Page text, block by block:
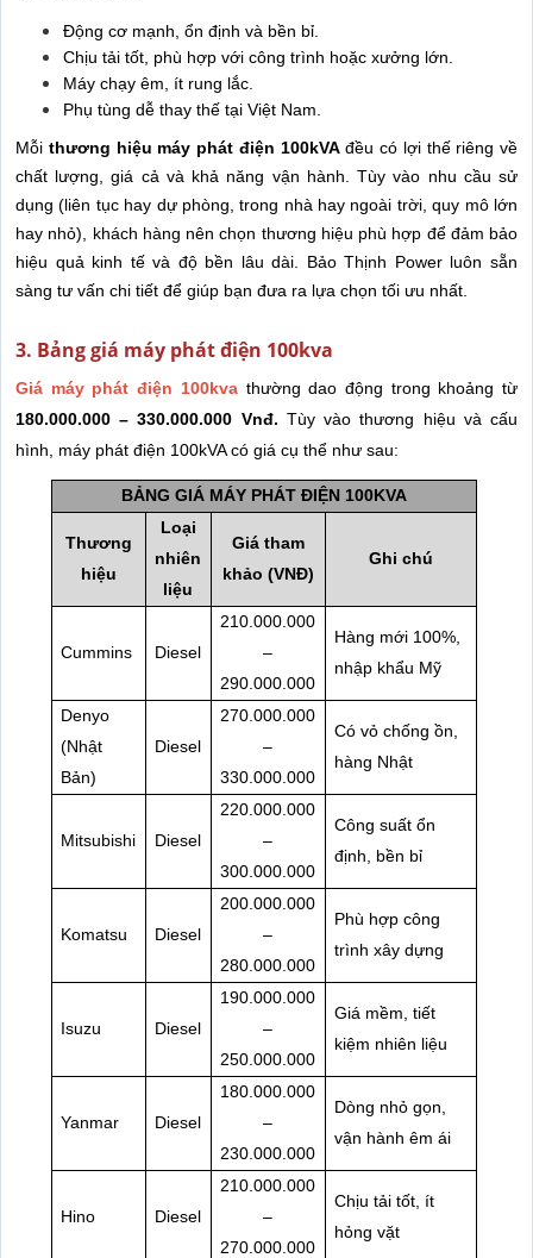
Động cơ mạnh, ổn định và bền bỉ.
Chịu tải tốt, phù hợp với công trình hoặc xưởng lớn.
Máy chạy êm, ít rung lắc.
Phụ tùng dễ thay thế tại Việt Nam.
Mỗi thương hiệu máy phát điện 100kVAđều có lợi thế riêng về
chất lượng, giá cả và khả năng vận hành. Tùy vào nhu cầu sử
dụng (liên tục hay dự phòng, trong nhà hay ngoài trời, quy mô lớn
hay nhỏ), khách hàng nên chọn thương hiệu phù hợp để đảm bảo
hiệu quả kinh tế và độ bền lâu dài. Bảo Thịnh Power luôn sẵn
sàng tư vấn chi tiết để giúp bạn đưa ra lựa chọn tối ưu nhất.
3. Bảng giá máy phát điện 100kva
Giá máy phát điện 100kvathường dao động trong khoảng từ
180.000.000 – 330.000.000 Vnđ. Tùy vào thương hiệu và cấu
hình, máy phát điện 100kVA có giá cụ thể như sau:
BẢNG GIÁ MÁY PHÁT ĐIỆN 100KVA
Thương
hiệu
Loại
nhiên
liệu
Giá tham
khảo (VNĐ)
Ghi chú
Cummins Diesel
210.000.000
–
290.000.000
Hàng mới 100%,
nhập khẩu Mỹ
Denyo
(Nhật
Bản)
Diesel
270.000.000
–
330.000.000
Có vỏ chống ồn,
hàng Nhật
Mitsubishi Diesel
220.000.000
–
300.000.000
Công suất ổn
định, bền bỉ
Komatsu Diesel
200.000.000
–
280.000.000
Phù hợp công
trình xây dựng
Isuzu Diesel
190.000.000
–
250.000.000
Giá mềm, tiết
kiệm nhiên liệu
Yanmar Diesel
180.000.000
–
230.000.000
Dòng nhỏ gọn,
vận hành êm ái
Hino Diesel
210.000.000
–
270.000.000
Chịu tải tốt, ít
hỏng vặt